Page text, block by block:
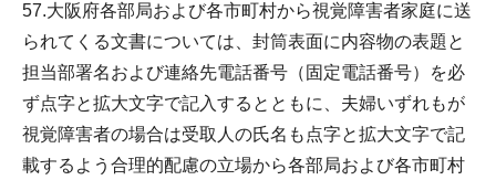
57.大阪府各部局および各市町村から視覚障害者家庭に送
られてくる文書については、封筒表面に内容物の表題と
担当部署名および連絡先電話番号（固定電話番号）を必
ず点字と拡大文字で記入するとともに、夫婦いずれもが
視覚障害者の場合は受取人の氏名も点字と拡大文字で記
載するよう合理的配慮の立場から各部局および各市町村